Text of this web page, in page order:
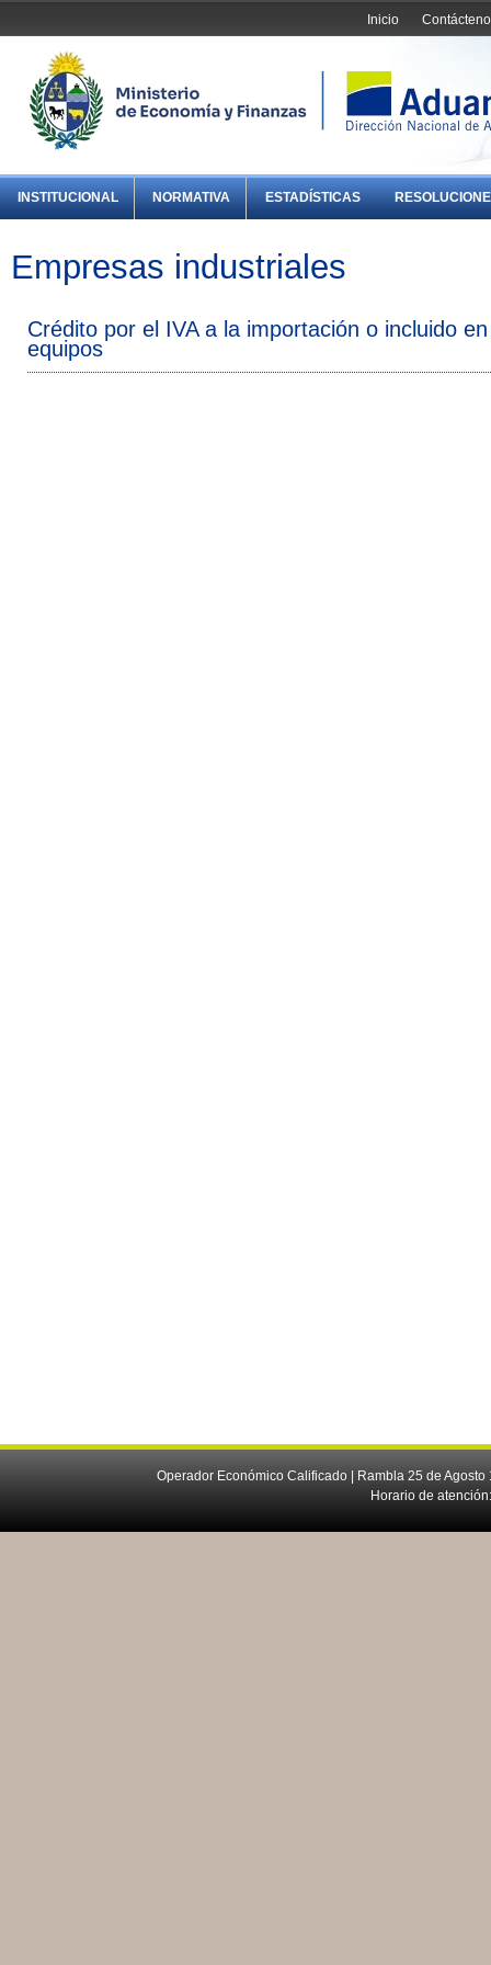
Inicio
INSTITUCIONAL NORMATIVA ESTADÍSTICAS
Empresas industriales
Crédito por el IVA a la importación o incluido
equipos
Operador Económico Calificado | Rambla 25 de
Horario de